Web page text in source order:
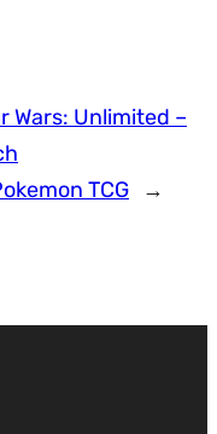
Wars: Unlimited –
TCG →